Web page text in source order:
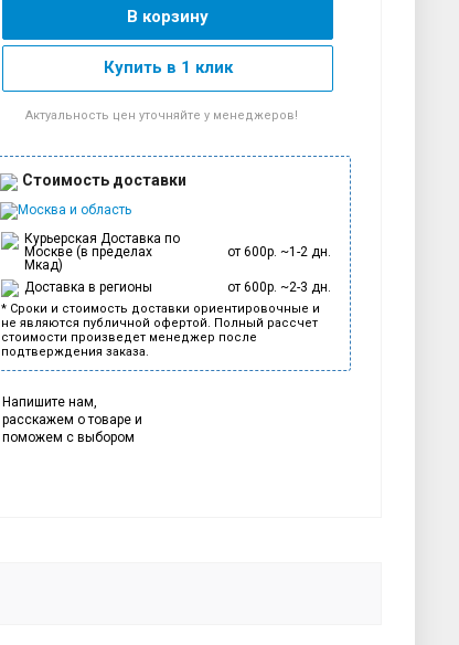
В корзину
Купить в 1 клик
Актуальность цен уточняйте у менеджеров!
Стоимость доставки
Москва и область
Курьерская Доставка по
Москве (в пределах
Мкад)
от 600р. ~1-2 дн.
Доставка в регионы от 600р. ~2-3 дн.
* Сроки и стоимость доставки ориентировочные и
не являются публичной офертой. Полный рассчет
стоимости произведет менеджер после
подтверждения заказа.
Напишите нам,
расскажем о товаре и
поможем с выбором